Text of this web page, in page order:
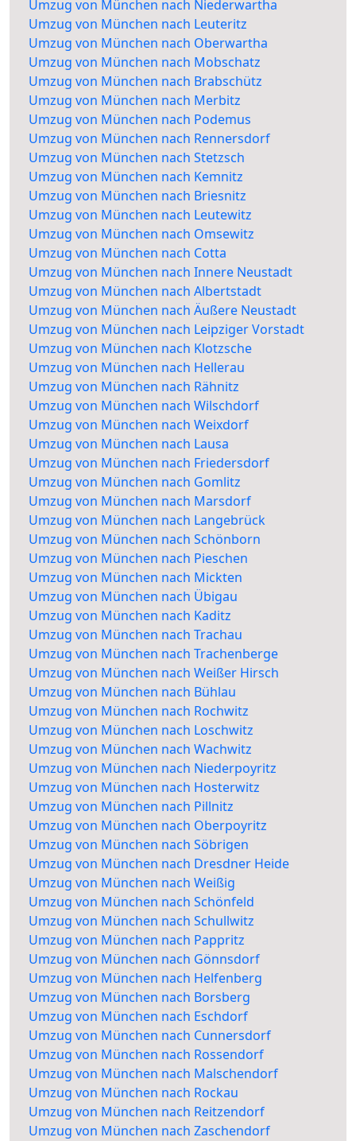
Umzug von München nach Niederwartha
Umzug von München nach Leuteritz
Umzug von München nach Oberwartha
Umzug von München nach Mobschatz
Umzug von München nach Brabschütz
Umzug von München nach Merbitz
Umzug von München nach Podemus
Umzug von München nach Rennersdorf
Umzug von München nach Stetzsch
Umzug von München nach Kemnitz
Umzug von München nach Briesnitz
Umzug von München nach Leutewitz
Umzug von München nach Omsewitz
Umzug von München nach Cotta
Umzug von München nach Innere Neustadt
Umzug von München nach Albertstadt
Umzug von München nach Äußere Neustadt
Umzug von München nach Leipziger Vorstadt
Umzug von München nach Klotzsche
Umzug von München nach Hellerau
Umzug von München nach Rähnitz
Umzug von München nach Wilschdorf
Umzug von München nach Weixdorf
Umzug von München nach Lausa
Umzug von München nach Friedersdorf
Umzug von München nach Gomlitz
Umzug von München nach Marsdorf
Umzug von München nach Langebrück
Umzug von München nach Schönborn
Umzug von München nach Pieschen
Umzug von München nach Mickten
Umzug von München nach Übigau
Umzug von München nach Kaditz
Umzug von München nach Trachau
Umzug von München nach Trachenberge
Umzug von München nach Weißer Hirsch
Umzug von München nach Bühlau
Umzug von München nach Rochwitz
Umzug von München nach Loschwitz
Umzug von München nach Wachwitz
Umzug von München nach Niederpoyritz
Umzug von München nach Hosterwitz
Umzug von München nach Pillnitz
Umzug von München nach Oberpoyritz
Umzug von München nach Söbrigen
Umzug von München nach Dresdner Heide
Umzug von München nach Weißig
Umzug von München nach Schönfeld
Umzug von München nach Schullwitz
Umzug von München nach Pappritz
Umzug von München nach Gönnsdorf
Umzug von München nach Helfenberg
Umzug von München nach Borsberg
Umzug von München nach Eschdorf
Umzug von München nach Cunnersdorf
Umzug von München nach Rossendorf
Umzug von München nach Malschendorf
Umzug von München nach Rockau
Umzug von München nach Reitzendorf
Umzug von München nach Zaschendorf